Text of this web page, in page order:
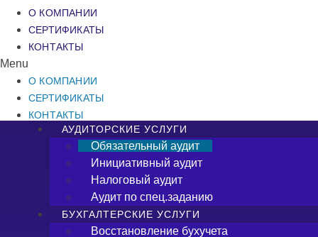
О КОМПАНИИ
СЕРТИФИКАТЫ
КОНТАКТЫ
Menu
О КОМПАНИИ
СЕРТИФИКАТЫ
КОНТАКТЫ
АУДИТОРСКИЕ УСЛУГИ
Обязательный аудит
Инициативный аудит
Налоговый аудит
Аудит по спец.заданию
БУХГАЛТЕРСКИЕ УСЛУГИ
Восстановление бухучета